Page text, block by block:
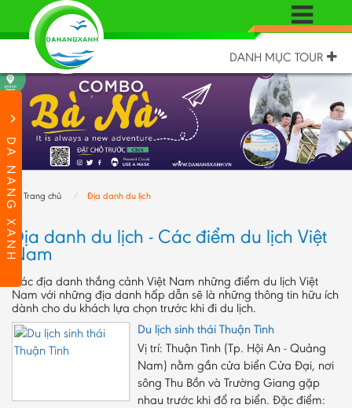
DANH MỤC TOUR
DA NANG XANH Trang chủ Địa danh du lịch
Địa danh du lịch - Các điểm du lịch Việt
Nam
Các địa danh thắng cảnh Việt Nam những điểm du lịch Việt
Nam với những địa danh hấp dẫn sẽ là những thông tin hữu ích
dành cho du khách lựa chọn trước khi đi du lịch.
Du lịch sinh thái Thuận Tình
Vị trí: Thuận Tình (Tp. Hội An - Quảng
Nam) nằm gần cửa biển Cửa Ðại, nơi
sông Thu Bồn và Trường Giang gặp
nhau trước khi đổ ra biển. Ðặc điểm: